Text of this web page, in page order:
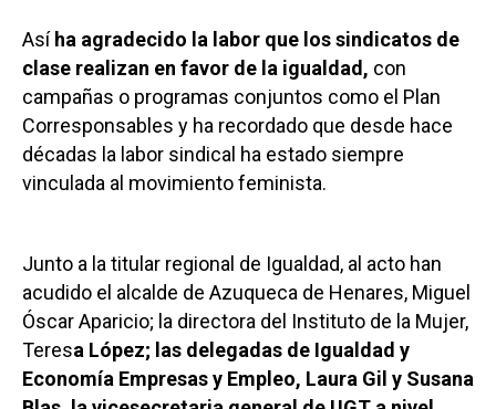
Así ha agradecido la labor que los sindicatos de
clase realizan en favor de la igualdad, con
campañas o programas conjuntos como el Plan
Corresponsables y ha recordado que desde hace
décadas la labor sindical ha estado siempre
vinculada al movimiento feminista.
Junto a la titular regional de Igualdad, al acto han
acudido el alcalde de Azuqueca de Henares, Miguel
Óscar Aparicio; la directora del Instituto de la Mujer,
Teresa López; las delegadas de Igualdad y
Economía Empresas y Empleo, Laura Gil y Susana